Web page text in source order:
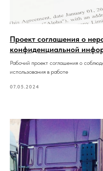
Проект соглашения о
конфиденциальной
Рабочий проект соглашения о
использования в работе
07.05.2024